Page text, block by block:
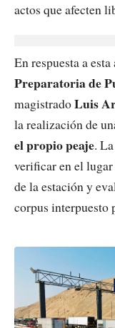
actos que afecten
En respuesta a
Preparatoria de
magistradoLuis
la realización de
el propio peaje.
verificar en el
de la estación y
corpus interpuesto